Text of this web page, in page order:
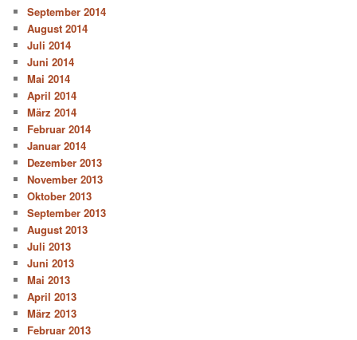
September 2014
August 2014
Juli 2014
Juni 2014
Mai 2014
April 2014
März 2014
Februar 2014
Januar 2014
Dezember 2013
November 2013
Oktober 2013
September 2013
August 2013
Juli 2013
Juni 2013
Mai 2013
April 2013
März 2013
Februar 2013